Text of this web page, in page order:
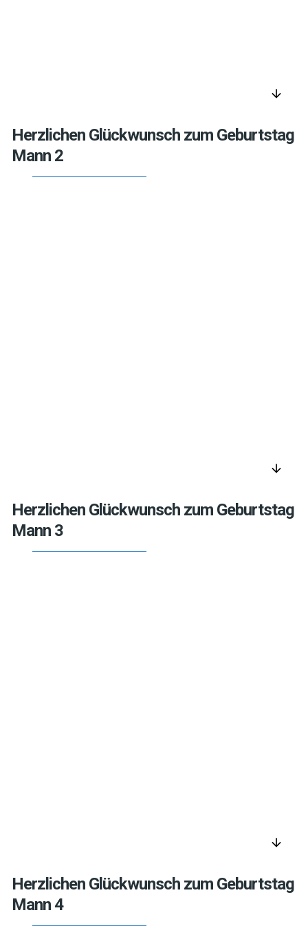
arrow_downward
Herzlichen Glückwunsch zum Geburtstag
Mann 2
arrow_downward
Herzlichen Glückwunsch zum Geburtstag
Mann 3
arrow_downward
Herzlichen Glückwunsch zum Geburtstag
Mann 4